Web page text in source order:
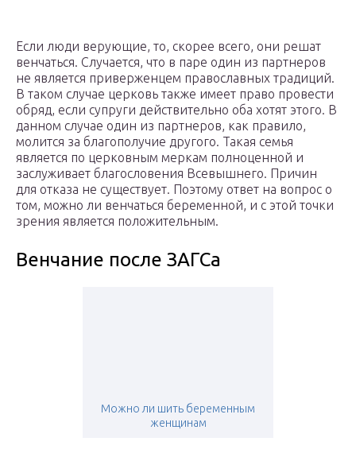
Если люди верующие, то, скорее всего, они решат
венчаться. Случается, что в паре один из партнеров
не является приверженцем православных традиций.
В таком случае церковь также имеет право провести
обряд, если супруги действительно оба хотят этого. В
данном случае один из партнеров, как правило,
молится за благополучие другого. Такая семья
является по церковным меркам полноценной и
заслуживает благословения Всевышнего. Причин
для отказа не существует. Поэтому ответ на вопрос о
том, можно ли венчаться беременной, и с этой точки
зрения является положительным.
Венчание после ЗАГСа
Можно ли шить беременным
женщинам